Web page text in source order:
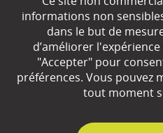
Espace
Plan
informations non
dans le but de
d’améliorer
"Accepter" pour
préférences. Vous pouvez
tout moment